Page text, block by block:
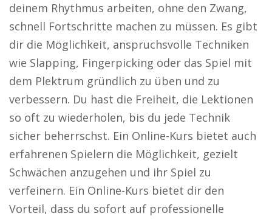
deinem Rhythmus arbeiten, ohne den Zwang,
schnell Fortschritte machen zu müssen. Es gibt
dir die Möglichkeit, anspruchsvolle Techniken
wie Slapping, Fingerpicking oder das Spiel mit
dem Plektrum gründlich zu üben und zu
verbessern. Du hast die Freiheit, die Lektionen
so oft zu wiederholen, bis du jede Technik
sicher beherrschst. Ein Online-Kurs bietet auch
erfahrenen Spielern die Möglichkeit, gezielt
Schwächen anzugehen und ihr Spiel zu
verfeinern. Ein Online-Kurs bietet dir den
Vorteil, dass du sofort auf professionelle